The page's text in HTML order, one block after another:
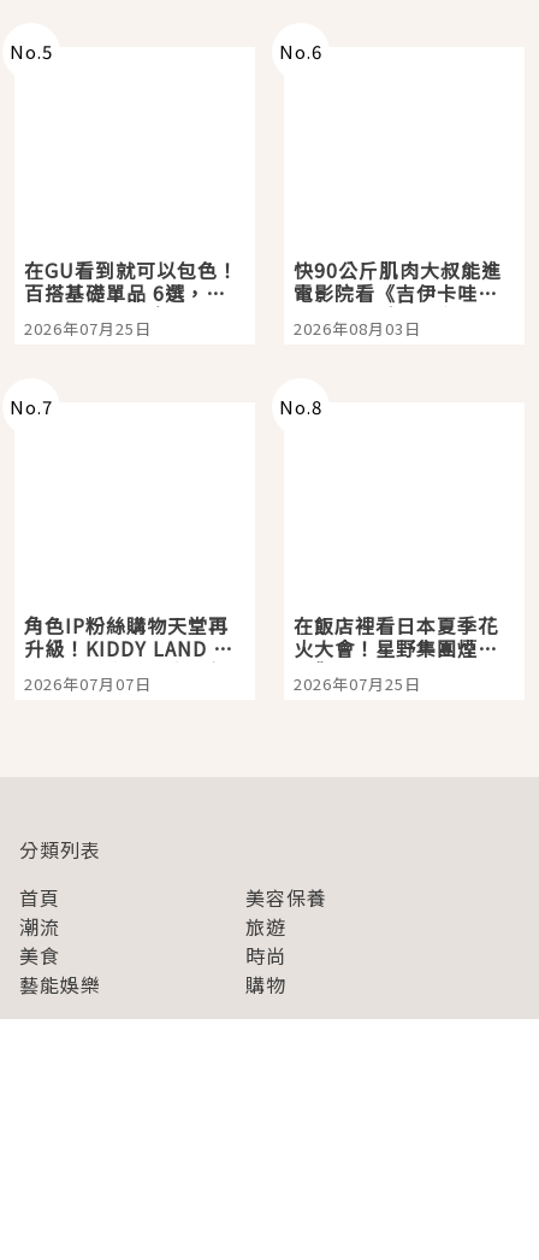
No.5
在GU看到就可以包色！
百搭基礎單品 6選，閉
眼全收也不心疼
2026年07月25日
No.6
快90公斤肌肉大叔能進
電影院看《吉伊卡哇》
嗎？日本重金屬樂團
「打首」會長與nagano
2026年08月03日
No.7
角色IP粉絲購物天堂再
升級！KIDDY LAND 原
宿店吉伊卡哇迎客，新
開幕 OMOKADO 店3分
2026年07月07日
No.8
在飯店裡看日本夏季花
火大會！星野集團煙火
景觀飯店6選，讓你不用
人擠人悠閒欣賞
2026年07月25日
分類列表
首頁
美容保養
潮流
旅遊
美食
時尚
藝能娛樂
購物